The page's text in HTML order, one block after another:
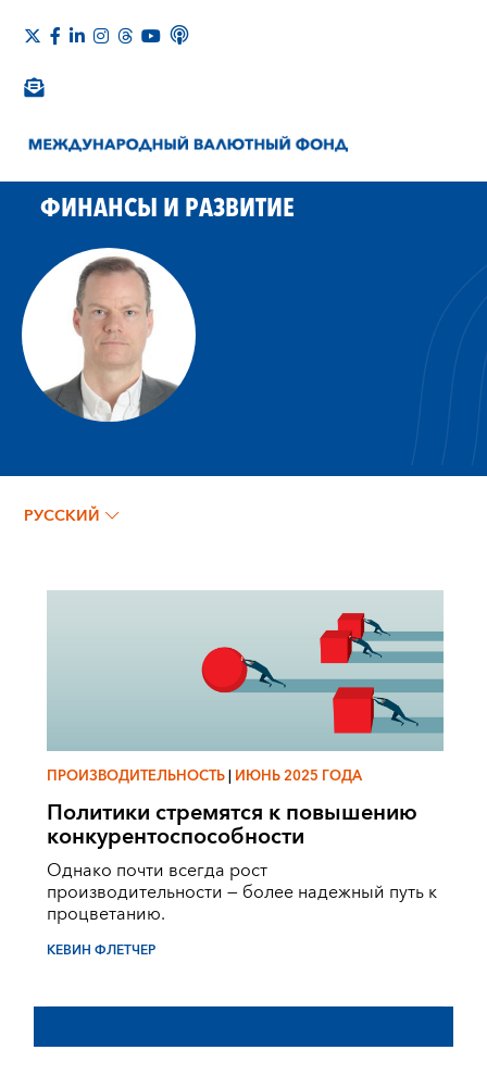
ФИНАНСЫ И РАЗВИТИЕ
КЕВИН ФЛЕТЧЕР
РУССКИЙ
ПРОИЗВОДИТЕЛЬНОСТЬ|ИЮНЬ 2025 ГОДА
Политики стремятся к повышению
конкурентоспособности
Однако почти всегда рост
производительности ― более надежный путь к
процветанию.
КЕВИН ФЛЕТЧЕР